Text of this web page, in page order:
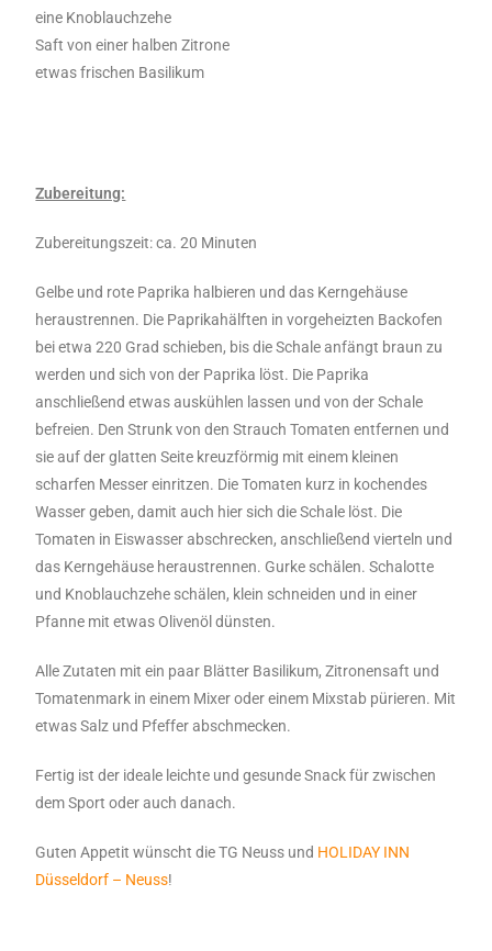
eine Knoblauchzehe
Saft von einer halben Zitrone
etwas frischen Basilikum
Zubereitung:
Zubereitungszeit: ca. 20 Minuten
Gelbe und rote Paprika halbieren und das Kerngehäuse
heraustrennen. Die Paprikahälften in vorgeheizten Backofen
bei etwa 220 Grad schieben, bis die Schale anfängt braun zu
werden und sich von der Paprika löst. Die Paprika
anschließend etwas auskühlen lassen und von der Schale
befreien. Den Strunk von den Strauch Tomaten entfernen und
sie auf der glatten Seite kreuzförmig mit einem kleinen
scharfen Messer einritzen. Die Tomaten kurz in kochendes
Wasser geben, damit auch hier sich die Schale löst. Die
Tomaten in Eiswasser abschrecken, anschließend vierteln und
das Kerngehäuse heraustrennen. Gurke schälen. Schalotte
und Knoblauchzehe schälen, klein schneiden und in einer
Pfanne mit etwas Olivenöl dünsten.
Alle Zutaten mit ein paar Blätter Basilikum, Zitronensaft und
Tomatenmark in einem Mixer oder einem Mixstab pürieren. Mit
etwas Salz und Pfeffer abschmecken.
Fertig ist der ideale leichte und gesunde Snack für zwischen
dem Sport oder auch danach.
Guten Appetit wünscht die TG Neuss und HOLIDAY INN
Düsseldorf – Neuss!